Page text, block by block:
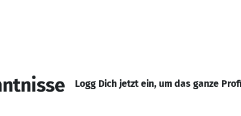
Logg Dich jetzt ein, um das ganze